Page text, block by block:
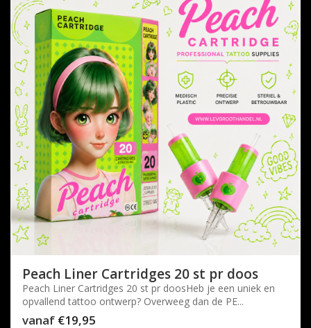
Peach Liner Cartridges 20 st pr doos
Peach Liner Cartridges 20 st pr doosHeb je een uniek en
opvallend tattoo ontwerp? Overweeg dan de PE...
vanaf €19,95